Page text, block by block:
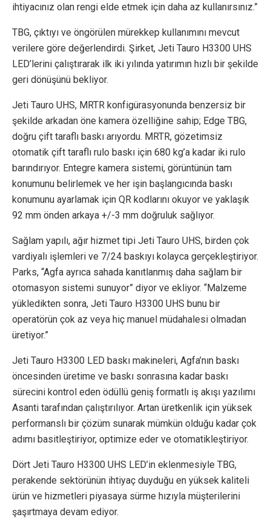
ihtiyacınız olan rengi elde etmek için daha az kullanırsınız.”
TBG, çıktıyı ve öngörülen mürekkep kullanımını mevcut
verilere göre değerlendirdi. Şirket, Jeti Tauro H3300 UHS
LED’lerini çalıştırarak ilk iki yılında yatırımın hızlı bir şekilde
geri dönüşünü bekliyor.
Jeti Tauro UHS, MRTR konfigürasyonunda benzersiz bir
şekilde arkadan öne kamera özelliğine sahip; Edge TBG,
doğru çift taraflı baskı arıyordu. MRTR, gözetimsiz
otomatik çift taraflı rulo baskı için 680 kg’a kadar iki rulo
barındırıyor. Entegre kamera sistemi, görüntünün tam
konumunu belirlemek ve her işin başlangıcında baskı
konumunu ayarlamak için QR kodlarını okuyor ve yaklaşık
92 mm önden arkaya +/-3 mm doğruluk sağlıyor.
Sağlam yapılı, ağır hizmet tipi Jeti Tauro UHS, birden çok
vardiyalı işlemleri ve 7/24 baskıyı kolayca gerçekleştiriyor.
Parks, “Agfa ayrıca sahada kanıtlanmış daha sağlam bir
otomasyon sistemi sunuyor” diyor ve ekliyor. “Malzeme
yükledikten sonra, Jeti Tauro H3300 UHS bunu bir
operatörün çok az veya hiç manuel müdahalesi olmadan
üretiyor.”
Jeti Tauro H3300 LED baskı makineleri, Agfa’nın baskı
öncesinden üretime ve baskı sonrasına kadar baskı
sürecini kontrol eden ödüllü geniş formatlı iş akışı yazılımı
Asanti tarafından çalıştırılıyor. Artan üretkenlik için yüksek
performanslı bir çözüm sunarak mümkün olduğu kadar çok
adımı basitleştiriyor, optimize eder ve otomatikleştiriyor.
Dört Jeti Tauro H3300 UHS LED’in eklenmesiyle TBG,
perakende sektörünün ihtiyaç duyduğu en yüksek kaliteli
ürün ve hizmetleri piyasaya sürme hızıyla müşterilerini
şaşırtmaya devam ediyor.